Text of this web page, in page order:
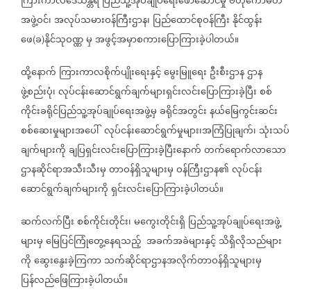
အဖွဲ့ဝင်၊အလုပ်သမားဝန်ကြီးဌာန၊ ပြည်ထောင်စုဝန်ကြီးနိုင်ထွန်း
ဖေ(ခ)နိုင်သုဝဏ္ဏမှအဖွင့်အမှာစကား‌ပြောကြားခဲ့ပါတယ်။
ထို့နောက် ကြားကာလစိုက်ပျိုးရေးနှင့်မွေးမြူရေး ဦးစီးဌာနဌာန
ဖွဲ့စည်းပုံ၊လုပ်ငန်းဆောင်ရွက်ချက်များရှင်းလင်းပြောကြားခဲ့ပြီးစစ်
ကိုင်းခရိုင်ပြည်သူ့အုပ်ချုပ်ရေးအဖွဲ့မှခရိုင်အတွင်းနယ်မြေကွင်းဆင်း
စစ်ဆေးမှုများအပေါ် လုပ်ငန်းဆောင်ရွက်မှုများ၊အကြံပြုချက်၊ သုံးသပ်
ချက်များကိုချပြရှင်းလင်းပြောကြားခဲ့ပြီးနောက်တက်ရောက်လာသော
ဌာနဆိုင်ရာအသီးသီးမှတာဝန်ရှိသူများမှဝန်ကြီးဌာန၏လုပ်ငန်း
ဆောင်ရွက်ချက်များကိုရှင်းလင်းပြောကြားခဲ့ပါတယ်။
ဆက်လက်ပြီးစစ်ကိုင်းတိုင်း၊မကွေးတိုင်းရှိ ပြည်သူ့အုပ်ချုပ်ရေးအဖွဲ့
များမှမြေပြင်ကြုံတွေ့နေရသည့် အခက်အခဲများနှင့်သိရှိလိုသည်များ
ကိုဆွေးနွေးခဲ့ကြကာသက်ဆိုင်ရာဌာနအလိုက်တာဝန်ရှိသူများမှ
ပြန်လည်‌ဖြေကြားခဲ့ပါတယ်။